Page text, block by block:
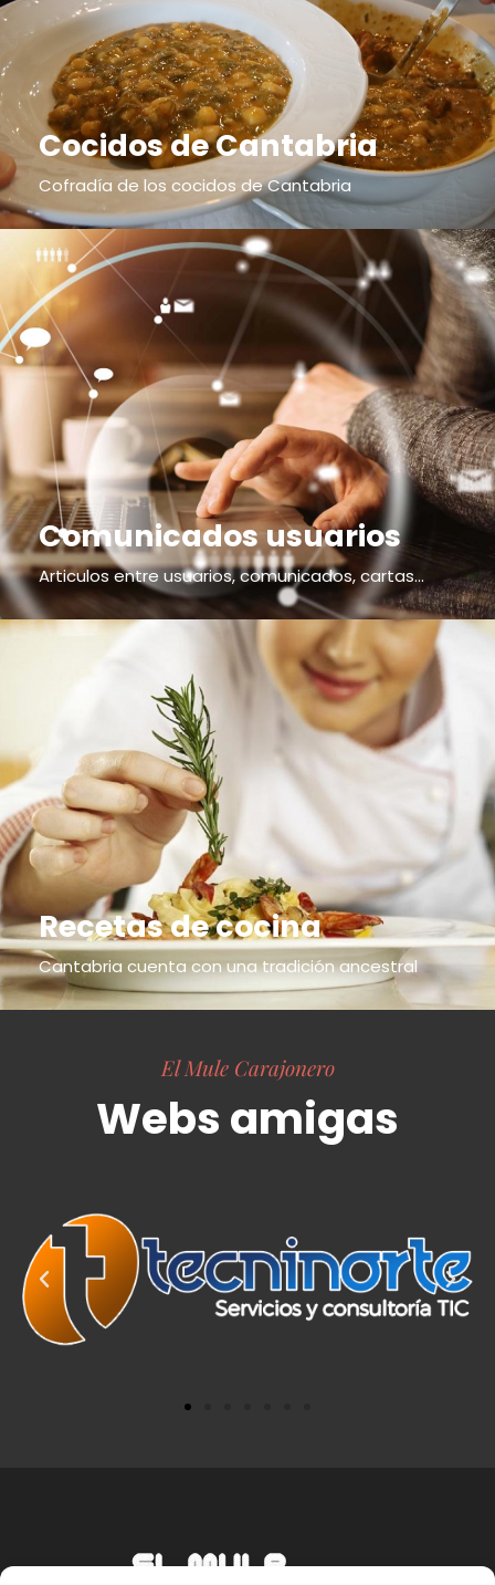
Cocidos de Cantabria
Cofradía de los cocidos de Cantabria
Comunicados usuarios
Articulos entre usuarios, comunicados, cartas...
Recetas de cocina
Cantabria cuenta con una tradición ancestral
El Mule Carajonero
Webs amigas